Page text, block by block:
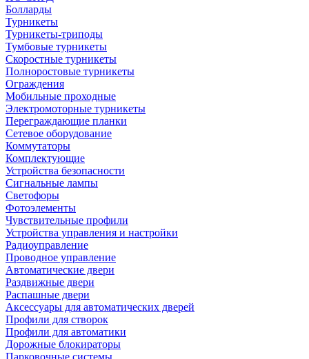
Болларды
Турникеты
Турникеты-триподы
Тумбовые турникеты
Скоростные турникеты
Полноростовые турникеты
Ограждения
Мобильные проходные
Электромоторные турникеты
Переграждающие планки
Сетевое оборудование
Коммутаторы
Комплектующие
Устройства безопасности
Сигнальные лампы
Светофоры
Фотоэлементы
Чувствительные профили
Устройства управления и настройки
Радиоуправление
Проводное управление
Автоматические двери
Раздвижные двери
Распашные двери
Аксессуары для автоматических дверей
Профили для створок
Профили для автоматики
Дорожные блокираторы
Парковочные системы